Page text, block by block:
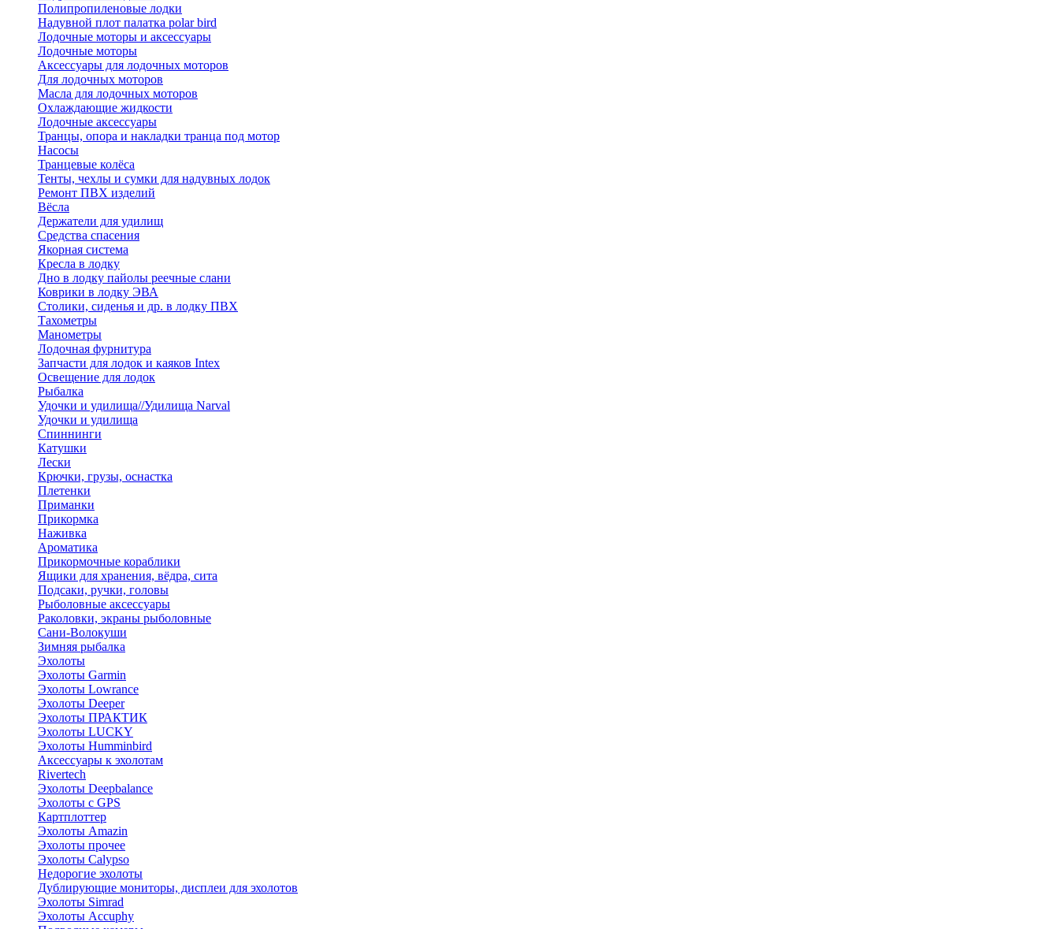
Полипропиленовые лодки
Надувной плот палатка polar bird
Лодочные моторы и аксессуары
Лодочные моторы
Аксессуары для лодочных моторов
Для лодочных моторов
Масла для лодочных моторов
Охлаждающие жидкости
Лодочные аксессуары
Транцы, опора и накладки транца под мотор
Насосы
Транцевые колёса
Тенты, чехлы и сумки для надувных лодок
Ремонт ПВХ изделий
Вёсла
Держатели для удилищ
Средства спасения
Якорная система
Кресла в лодку
Дно в лодку пайолы реечные слани
Коврики в лодку ЭВА
Столики, сиденья и др. в лодку ПВХ
Тахометры
Манометры
Лодочная фурнитура
Запчасти для лодок и каяков Intex
Освещение для лодок
Рыбалка
Удочки и удилища//Удилища Narval
Удочки и удилища
Спиннинги
Катушки
Лески
Крючки, грузы, оснастка
Плетенки
Приманки
Прикормка
Наживка
Ароматика
Прикормочные кораблики
Ящики для хранения, вёдра, сита
Подсаки, ручки, головы
Рыболовные аксессуары
Раколовки, экраны рыболовные
Сани-Волокуши
Зимняя рыбалка
Эхолоты
Эхолоты Garmin
Эхолоты Lowrance
Эхолоты Deeper
Эхолоты ПРАКТИК
Эхолоты LUCKY
Эхолоты Humminbird
Аксессуары к эхолотам
Rivertech
Эхолоты Deepbalance
Эхолоты с GPS
Картплоттер
Эхолоты Amazin
Эхолоты прочее
Эхолоты Calypso
Недорогие эхолоты
Дублирующие мониторы, дисплеи для эхолотов
Эхолоты Simrad
Эхолоты Accuphy